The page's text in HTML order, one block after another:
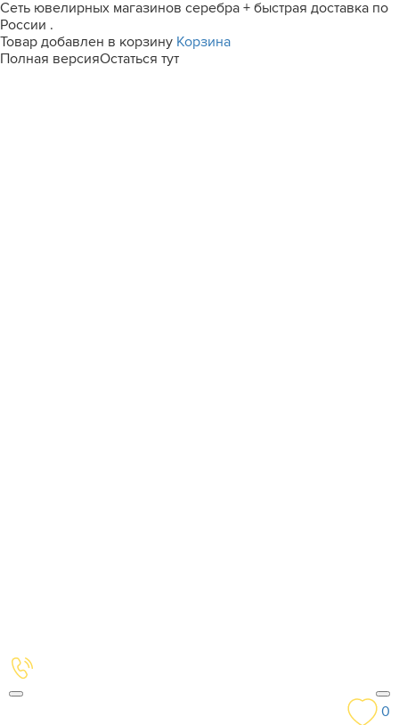
Сеть ювелирных магазинов серебра + быстрая доставка по
России .
Товар добавлен в корзину Корзина
Полная версияОстаться тут
0